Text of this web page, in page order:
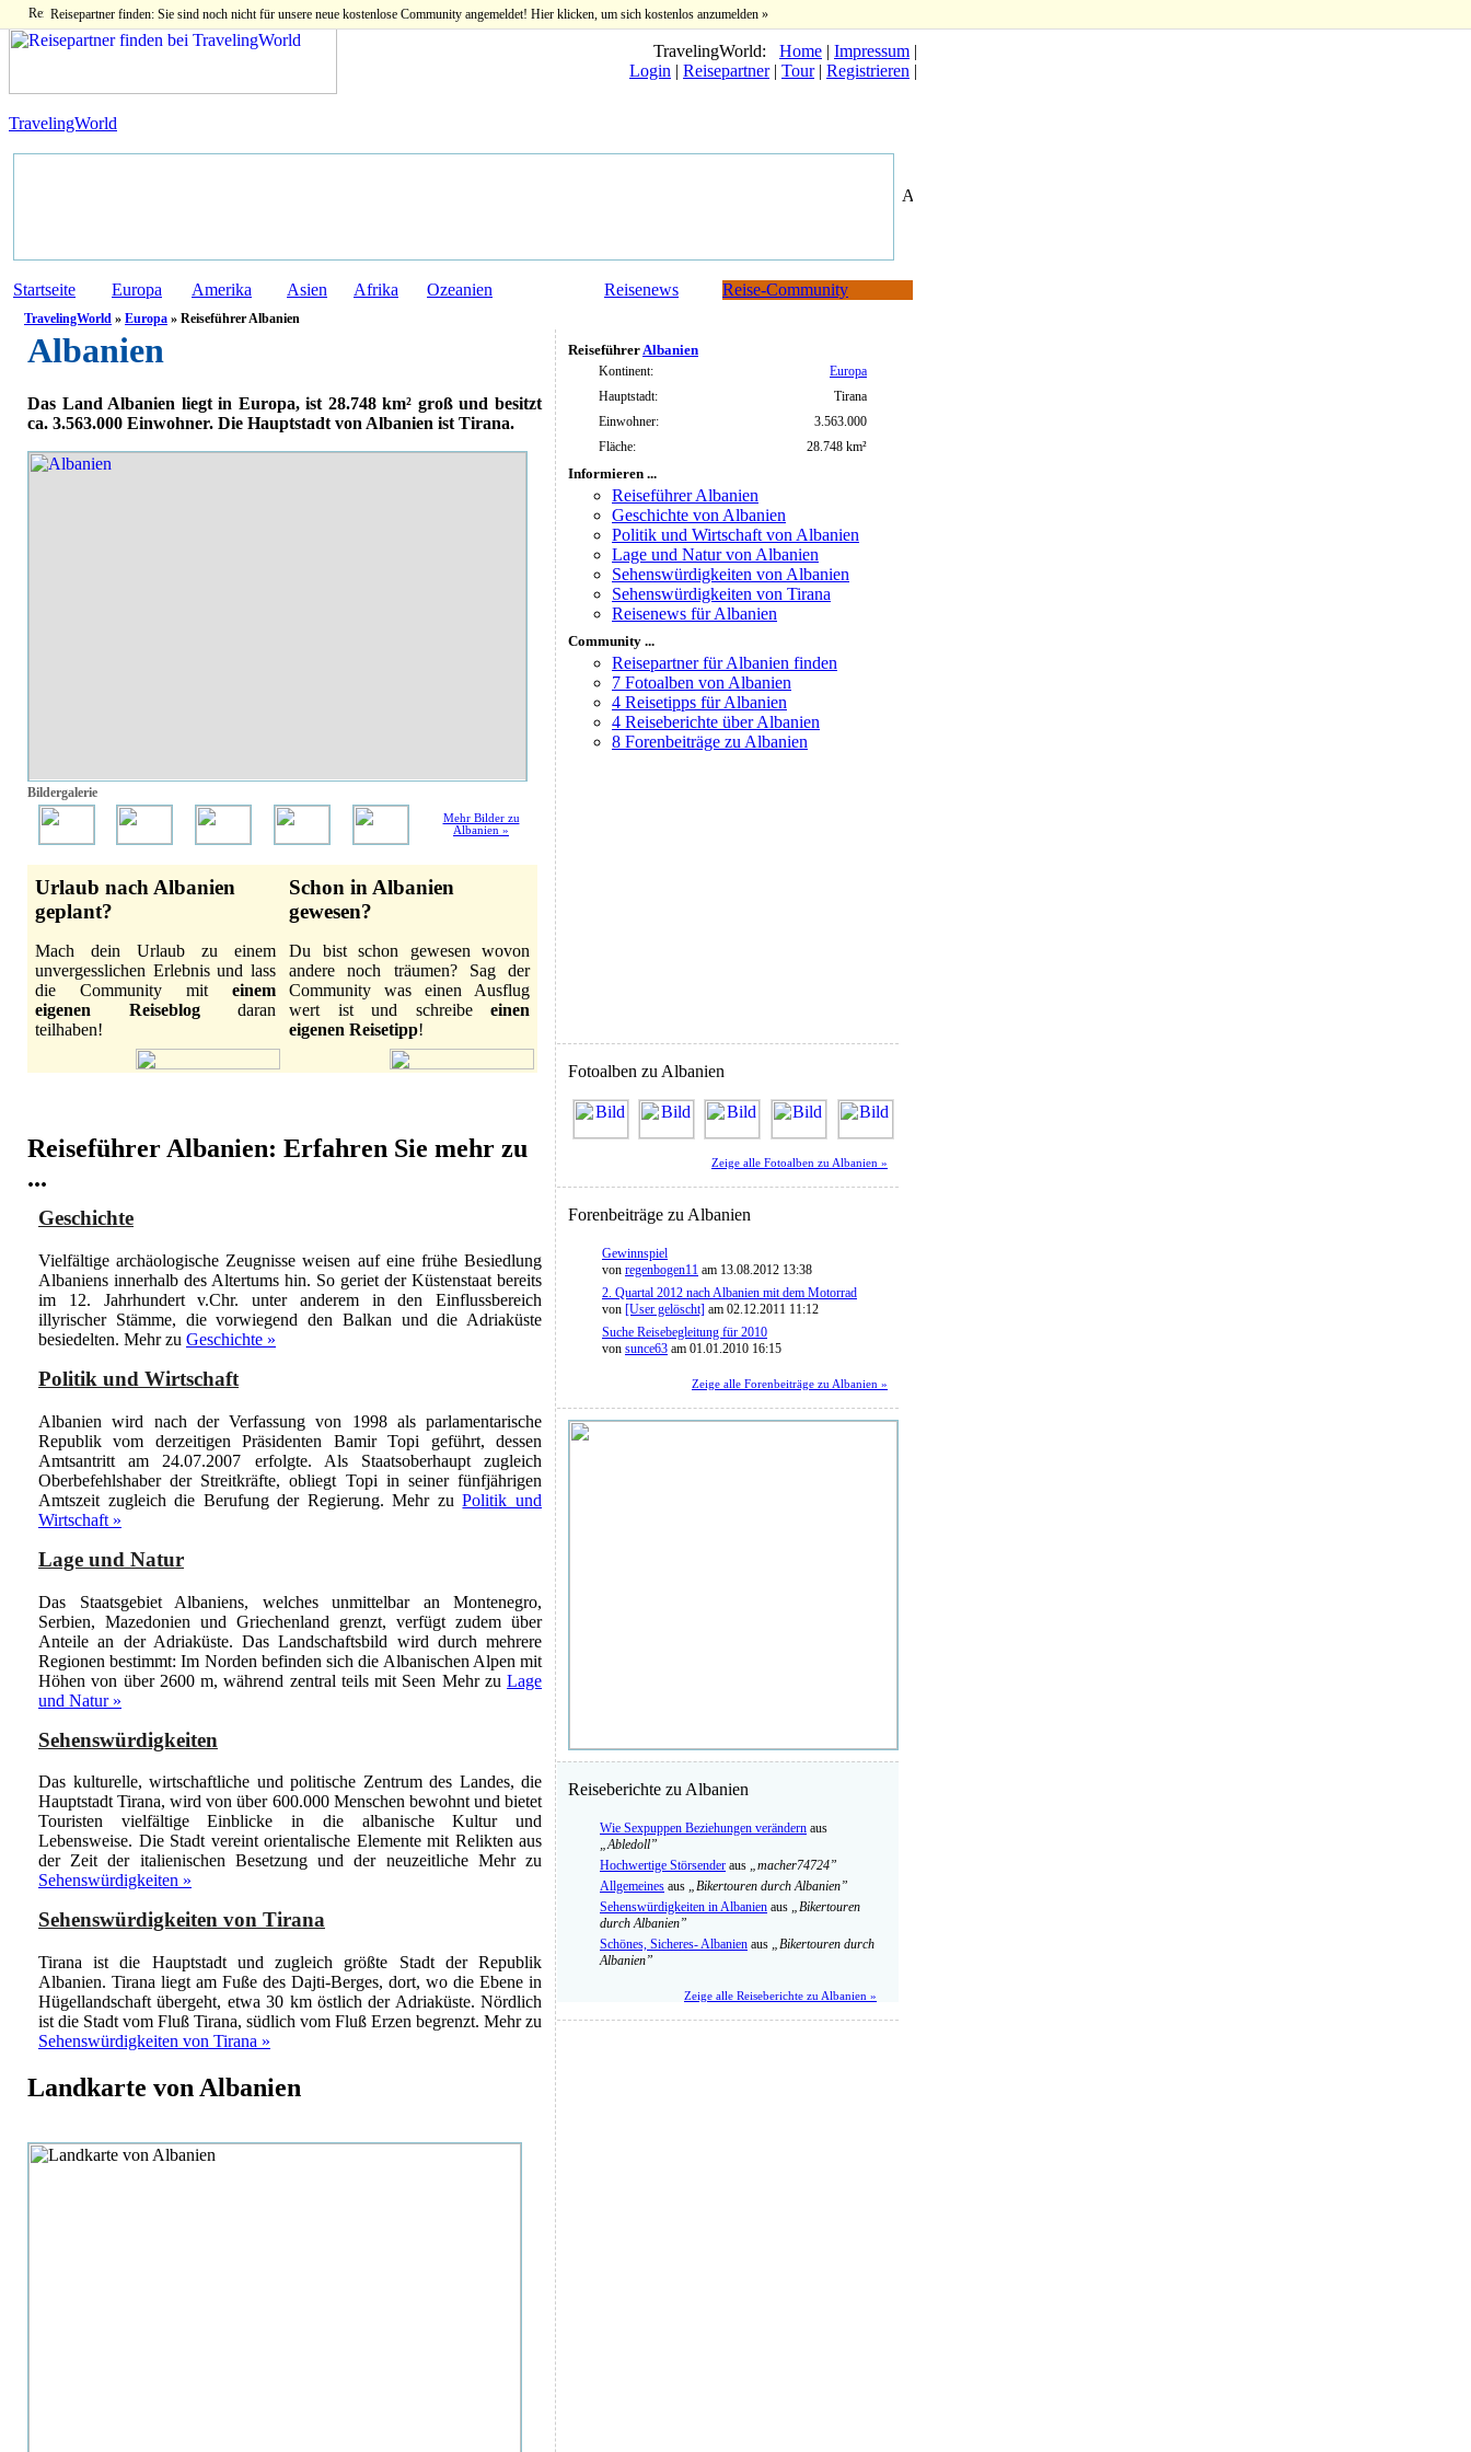
Reisepartner finden: Sie sind noch nicht für unsere neue kostenlose Community angemeldet! Hier klicken, um sich kostenlos anzumelden »
TravelingWorld: Home | Impressum |
Login | Reisepartner| Tour| Registrieren |
TravelingWorld
Startseite Europa Amerika Asien Afrika Ozeanien Reisenews Reise-Community
TravelingWorld » Europa » Reiseführer Albanien
Albanien
Das Land Albanien liegt in Europa, ist 28.748 km² groß und besitzt
ca. 3.563.000 Einwohner. Die Hauptstadt von Albanien ist Tirana.
Bildergalerie
Mehr Bilder zu
Albanien »
Urlaub nach Albanien
geplant?
Mach dein Urlaub zu einem
unvergesslichen Erlebnis und lass
die Community mit einem
eigenen Reiseblogdaran
teilhaben!
Schon in Albanien
gewesen?
Du bist schon gewesen wovon
andere noch träumen? Sag der
Community was einen Ausflug
wert ist und schreibe einen
eigenen Reisetipp!
Reiseführer Albanien: Erfahren Sie mehr zu
...
Geschichte
Vielfältige archäologische Zeugnisse weisen auf eine frühe Besiedlung
Albaniens innerhalb des Altertums hin. So geriet der Küstenstaat bereits
im 12. Jahrhundert v.Chr. unter anderem in den Einflussbereich
illyrischer Stämme, die vorwiegend den Balkan und die Adriaküste
besiedelten. Mehr zu Geschichte »
Politik und Wirtschaft
Albanien wird nach der Verfassung von 1998 als parlamentarische
Republik vom derzeitigen Präsidenten Bamir Topi geführt, dessen
Amtsantritt am 24.07.2007 erfolgte. Als Staatsoberhaupt zugleich
Oberbefehlshaber der Streitkräfte, obliegt Topi in seiner fünfjährigen
Amtszeit zugleich die Berufung der Regierung.Mehr zuPolitik und
Wirtschaft »
Lage und Natur
Das Staatsgebiet Albaniens, welches unmittelbar an Montenegro,
Serbien, Mazedonien und Griechenland grenzt, verfügt zudem über
Anteile an der Adriaküste. Das Landschaftsbild wird durch mehrere
Regionen bestimmt: Im Norden befinden sich die Albanischen Alpen mit
Höhen von über 2600 m, während zentral teils mit Seen Mehr zu Lage
und Natur »
Sehenswürdigkeiten
Das kulturelle, wirtschaftliche und politische Zentrum des Landes, die
Hauptstadt Tirana, wird von über 600.000 Menschen bewohnt und bietet
Touristen vielfältige Einblicke in die albanische Kultur und
Lebensweise. Die Stadt vereint orientalische Elemente mit Relikten aus
der Zeit der italienischen Besetzung und der neuzeitliche Mehr zu
Sehenswürdigkeiten »
Sehenswürdigkeiten von Tirana
Tirana ist die Hauptstadt und zugleich größte Stadt der Republik
Albanien. Tirana liegt am Fuße des Dajti-Berges, dort, wo die Ebene in
Hügellandschaft übergeht, etwa 30 km östlich der Adriaküste. Nördlich
ist die Stadt vom Fluß Tirana, südlich vom Fluß Erzen begrenzt. Mehr zu
Sehenswürdigkeiten von Tirana »
Landkarte von Albanien
ReiseführerAlbanien
Kontinent:
Europa
Hauptstadt:
Tirana
Einwohner:
3.563.000
Fläche:
28.748 km²
Informieren ...
Reiseführer Albanien
Geschichte von Albanien
Politik und Wirtschaft von Albanien
Lage und Natur von Albanien
Sehenswürdigkeiten von Albanien
Sehenswürdigkeiten von Tirana
Reisenews für Albanien
Community ...
Reisepartner für Albanien finden
7 Fotoalben von Albanien
4 Reisetipps für Albanien
4 Reiseberichte über Albanien
8 Forenbeiträge zu Albanien
Fotoalben zu Albanien
Zeige alle Fotoalben zu Albanien »
Forenbeiträge zu Albanien
Gewinnspiel
von regenbogen11 am 13.08.2012 13:38
2. Quartal 2012 nach Albanien mit dem Motorrad
von [User gelöscht] am 02.12.2011 11:12
Suche Reisebegleitung für 2010
von sunce63 am 01.01.2010 16:15
Zeige alle Forenbeiträge zu Albanien »
Reiseberichte zu Albanien
Wie Sexpuppen Beziehungen verändern aus
„Abledoll”
Hochwertige Störsender aus „macher74724”
Allgemeines aus „Bikertouren durch Albanien”
Sehenswürdigkeiten in Albanien aus „Bikertouren
durch Albanien”
Schönes, Sicheres- Albanien aus „Bikertouren durch
Albanien”
Zeige alle Reiseberichte zu Albanien »